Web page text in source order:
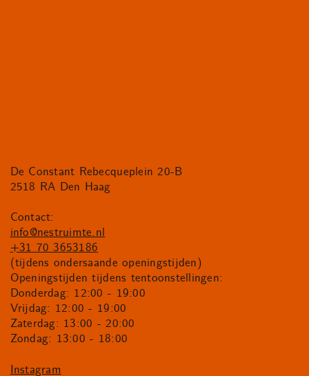
De Constant Rebecqueplein 20-B
2518 RA Den Haag
Contact:
info@nestruimte.nl
+31 70 3653186
(tijdens ondersaande openingstijden)
Openingstijden tijdens tentoonstellingen:
Donderdag: 12:00 - 19:00
Vrijdag: 12:00 - 19:00
Zaterdag: 13:00 - 20:00
Zondag: 13:00 - 18:00
Instagram